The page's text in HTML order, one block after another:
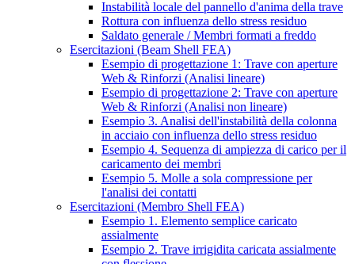
Instabilità locale del pannello d'anima della trave
Rottura con influenza dello stress residuo
Saldato generale / Membri formati a freddo
Esercitazioni (Beam Shell FEA)
Esempio di progettazione 1: Trave con aperture
Web & Rinforzi (Analisi lineare)
Esempio di progettazione 2: Trave con aperture
Web & Rinforzi (Analisi non lineare)
Esempio 3. Analisi dell'instabilità della colonna
in acciaio con influenza dello stress residuo
Esempio 4. Sequenza di ampiezza di carico per il
caricamento dei membri
Esempio 5. Molle a sola compressione per
l'analisi dei contatti
Esercitazioni (Membro Shell FEA)
Esempio 1. Elemento semplice caricato
assialmente
Esempio 2. Trave irrigidita caricata assialmente